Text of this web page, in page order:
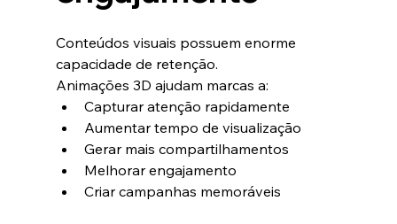
Conteúdos visuais possuem enorme
capacidade de retenção.
Animações 3D ajudam marcas a:
Capturar atenção rapidamente
Aumentar tempo de visualização
Gerar mais compartilhamentos
Melhorar engajamento
Criar campanhas memoráveis